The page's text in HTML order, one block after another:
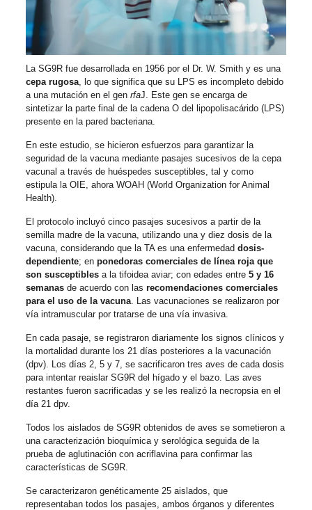
La SG9R fue desarrollada en 1956 por el Dr. W. Smith y es una
cepa rugosa, lo que significa que su LPS es incompleto debido
a una mutación en el gen rfaJ. Este gen se encarga de
sintetizar la parte final de la cadena O del lipopolisacárido (LPS)
presente en la pared bacteriana.
En este estudio, se hicieron esfuerzos para garantizar la
seguridad de la vacuna mediante pasajes sucesivos de la cepa
vacunal a través de huéspedes susceptibles, tal y como
estipula la OIE, ahora WOAH (World Organization for Animal
Health).
El protocolo incluyó cinco pasajes sucesivos a partir de la
semilla madre de la vacuna, utilizando una y diez dosis de la
vacuna, considerando que la TA es una enfermedad dosis-
dependiente; en ponedoras comerciales de línea roja que
son susceptiblesa la tifoidea aviar; con edades entre 5 y 16
semanas de acuerdo con las recomendaciones comerciales
para el uso de la vacuna. Las vacunaciones se realizaron por
vía intramuscular por tratarse de una vía invasiva.
En cada pasaje, se registraron diariamente los signos clínicos y
la mortalidad durante los 21 días posteriores a la vacunación
(dpv). Los días 2, 5 y 7, se sacrificaron tres aves de cada dosis
para intentar reaislar SG9R del hígado y el bazo. Las aves
restantes fueron sacrificadas y se les realizó la necropsia en el
día 21 dpv.
Todos los aislados de SG9R obtenidos de aves se sometieron a
una caracterización bioquímica y serológica seguida de la
prueba de aglutinación con acriflavina para confirmar las
características de SG9R.
Se caracterizaron genéticamente 25 aislados, que
representaban todos los pasajes, ambos órganos y diferentes